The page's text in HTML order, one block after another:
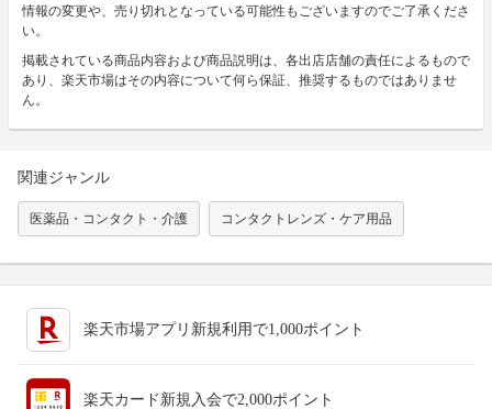
情報の変更や、売り切れとなっている可能性もございますのでご了承くださ
い。
掲載されている商品内容および商品説明は、各出店店舗の責任によるもので
あり、楽天市場はその内容について何ら保証、推奨するものではありませ
ん。
関連ジャンル
医薬品・コンタクト・介護 コンタクトレンズ・ケア用品
楽天市場アプリ新規利用で1,000ポイント
楽天カード新規入会で2,000ポイント